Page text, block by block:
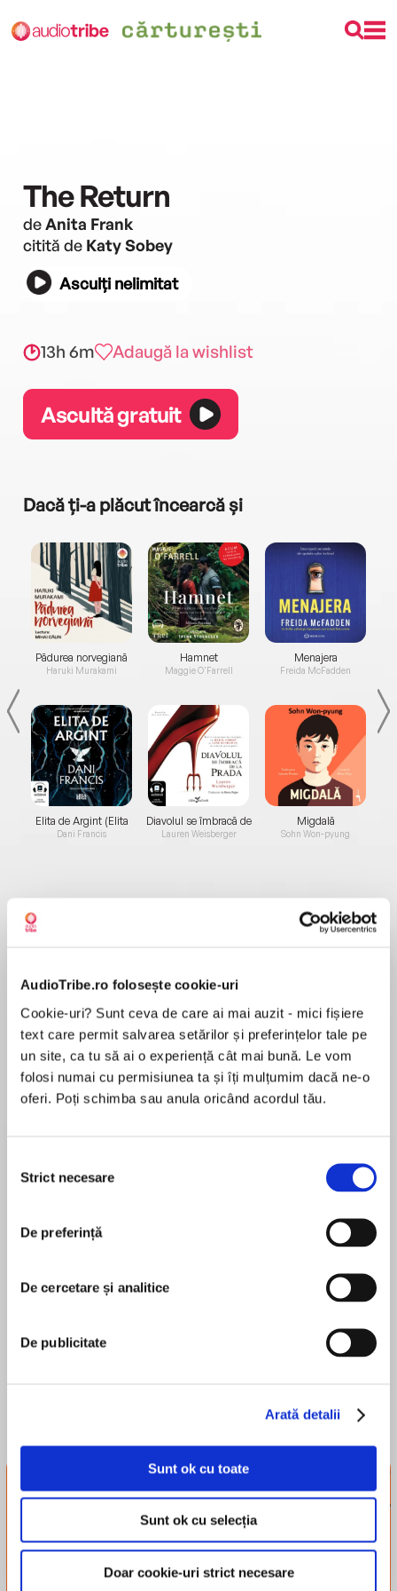
AudioTribe.ro folosește cookie-uri
Cookie-uri? Sunt ceva de care ai mai auzit - mici fișiere
text care permit salvarea setărilor și preferințelor tale pe
un site, ca tu să ai o experiență cât mai bună. Le vom
folosi numai cu permisiunea ta și îți mulțumim dacă ne-o
oferi. Poți schimba sau anula oricând acordul tău.
consimțământului
Strict necesare
De preferință
De cercetare și analitice
De publicitate
Arată detalii
Sunt ok cu toate
Sunt ok cu selecția
Doar cookie-uri strict necesare
The Return
deAnita Frank
citită de Katy Sobey
Asculți nelimitat
13h 6m Adaugă la wishlist
Ascultă gratuit
Dacă ți-a plăcut încearcă și
Pădurea norvegiană
Haruki Murakami
Elita de Argint (Elita
de...
Dani Francis
Hamnet
Maggie O'Farrell
Diavolul se îmbracă de
la...
Lauren Weisberger
Menajera
Freida McFadden
Migdală
Sohn Won-pyung
Despre
about to begin.
‘An engaging story of secrets, sacrifice and the
persistence of love’ Sunday Times
From the author of The Lost Ones, a
mesmerising gothic novel which was shortlisted
MAI MULT
În acest moment nu există recenzii
Newsletter-ul
Înscrie-te și-ți trimitem
recomandări, recenzii și alte
lucruri simpatice.